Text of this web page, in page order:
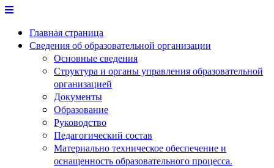
Перейти
содержимому
Главная страница
Сведения об образовательной организации
Основные сведения
Структура и органы управления образовательной
организацией
Документы
Образование
Руководство
Педагогический состав
Материально техническое обеспечение и
оснащенность образовательного процесса.